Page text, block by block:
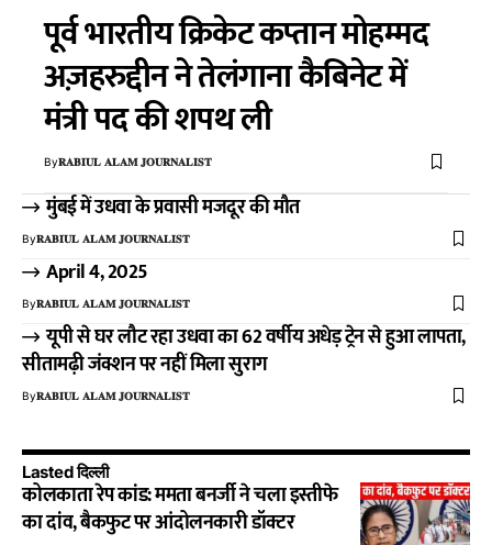
पूर्व भारतीय क्रिकेट कप्तान मोहम्मद
अज़हरुद्दीन ने तेलंगाना कैबिनेट में
मंत्री पद की शपथ ली
By𝐑𝐀𝐁𝐈𝐔𝐋 𝐀𝐋𝐀𝐌 𝐉𝐎𝐔𝐑𝐍𝐀𝐋𝐈𝐒𝐓
मुंबई में उधवा के प्रवासी मजदूर की मौत
By𝐑𝐀𝐁𝐈𝐔𝐋 𝐀𝐋𝐀𝐌 𝐉𝐎𝐔𝐑𝐍𝐀𝐋𝐈𝐒𝐓
April 4, 2025
By𝐑𝐀𝐁𝐈𝐔𝐋 𝐀𝐋𝐀𝐌 𝐉𝐎𝐔𝐑𝐍𝐀𝐋𝐈𝐒𝐓
यूपी से घर लौट रहा उधवा का 62 वर्षीय अधेड़ ट्रेन से हुआ लापता,
सीतामढ़ी जंक्शन पर नहीं मिला सुराग
By𝐑𝐀𝐁𝐈𝐔𝐋 𝐀𝐋𝐀𝐌 𝐉𝐎𝐔𝐑𝐍𝐀𝐋𝐈𝐒𝐓
Lasted दिल्ली
कोलकाता रेप कांड: ममता बनर्जी ने चला इस्तीफे
का दांव, बैकफुट पर आंदोलनकारी डॉक्टर